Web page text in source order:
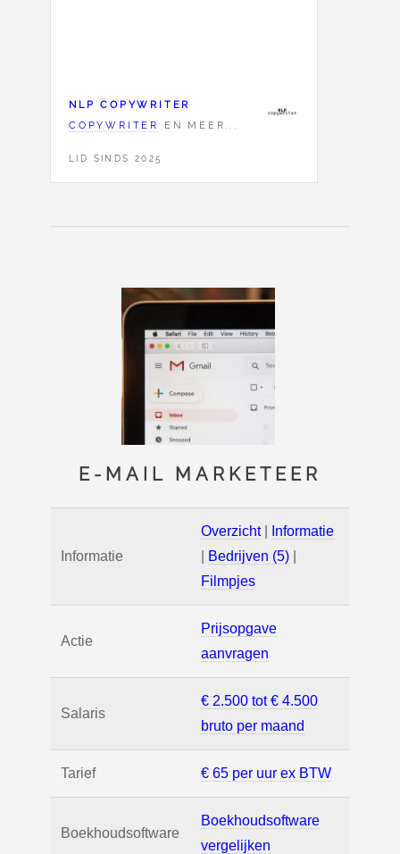
NLP COPYWRITER
COPYWRITER
EN MEER...
LID SINDS 2025
E-MAIL MARKETEER
Informatie
Overzicht|
Informatie
Bedrijven (5)
Filmpjes
Actie
Prijsopgave
aanvragen
Salaris
€ 2.500 tot € 4.500
bruto per maand
Tarief € 65 per uur ex BTW
Boekhoudsoftware
Boekhoudsoftware
vergelijken